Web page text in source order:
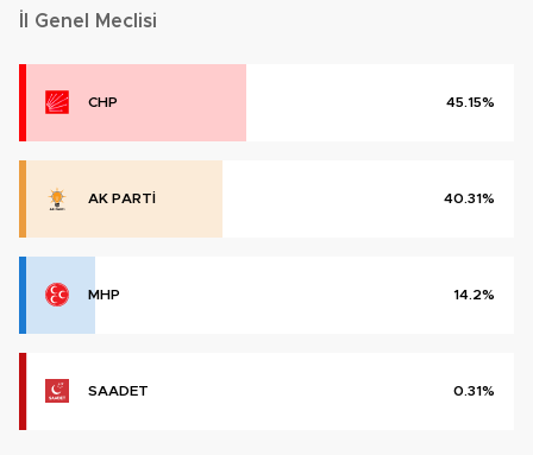
İl Genel Meclisi
CHP 45.15%
AK PARTİ 40.31%
MHP 14.2%
SAADET 0.31%